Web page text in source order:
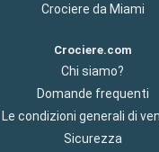
Crociere da Miami
Crociere.com
Chi siamo?
Domande frequenti
Le condizioni generali di
Sicurezza